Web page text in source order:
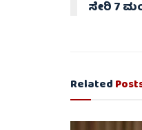
ಸೇರಿ 7
Related